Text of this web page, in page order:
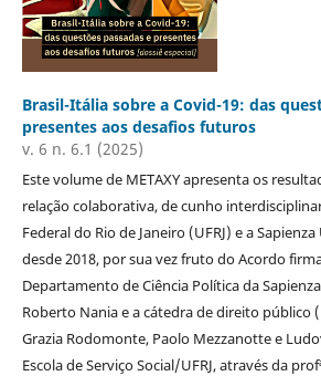
Brasil-Itália sobre a Covid-19: das
presentes aos desafios futuros
v. 6 n. 6.1 (2025)
Este volume de METAXY apresenta os
relação colaborativa, de cunho
Federal do Rio de Janeiro (UFRJ) e a
desde 2018, por sua vez fruto do Acordo
Departamento de Ciência Política da
Roberto Nania e a cátedra de direito público
Grazia Rodomonte, Paolo Mezzanotte e
Escola de Serviço Social/UFRJ, através da